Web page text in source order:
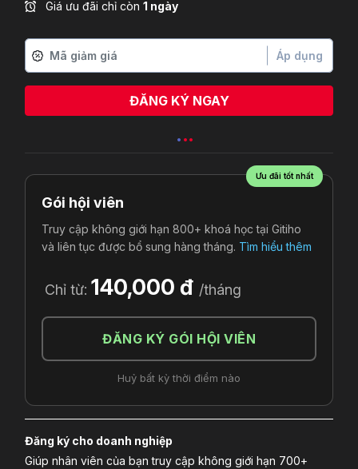
Giá ưu đãi chỉ còn 1 ngày
Áp dụng
ĐĂNG KÝ NGAY
Đỗ Nguyễn Nhất Anh
Ưu đãi tốt nhất
Gói hội viên
Truy cập không giới hạn 800+ khoá học tại Gitiho
và liên tục được bổ sung hàng tháng. Tìm hiểu thêm
Chỉ từ: 140,000 đ /tháng
ĐĂNG KÝ GÓI HỘI VIÊN
Huỷ bất kỳ thời điểm nào
Đăng ký cho doanh nghiệp
Giúp nhân viên của bạn truy cập không giới hạn 700+